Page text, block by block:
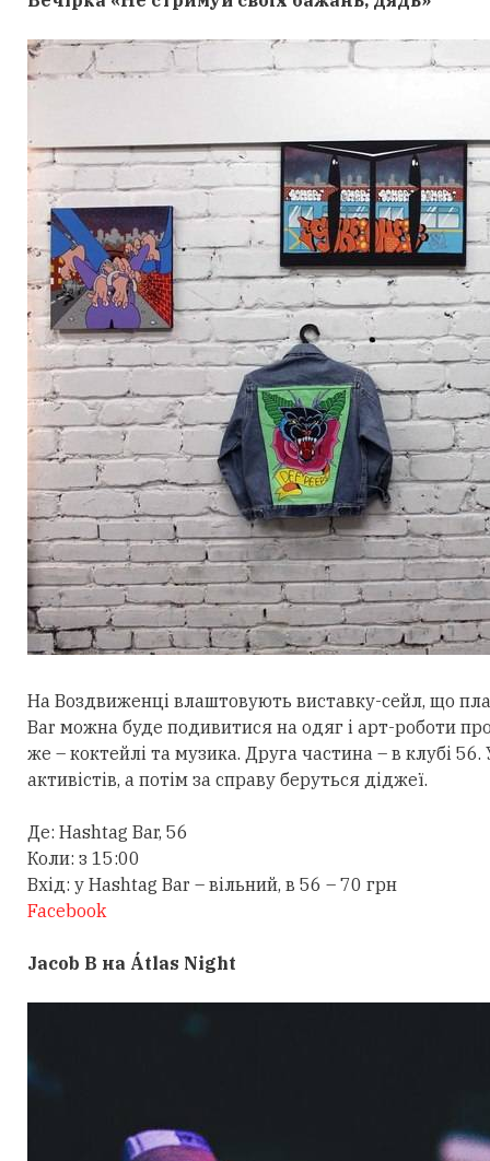
На Воздвиженці влаштовують виставку-сейл, що
Bar можна буде подивитися на одяг і арт-роботи
же – коктейлі та музика. Друга частина – в клубі 56.
активістів, а потім за справу беруться діджеї.
Де: Hashtag Bar, 56
Коли: з 15:00
Вхід: у Hashtag Bar – вільний, в 56 – 70 грн
Facebook
Jacob B на Átlas Night